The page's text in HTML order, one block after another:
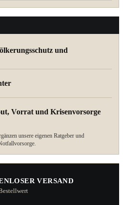
und
Vorrat und Krisenvorsorge
unsere eigenen Ratgeber und
VERSAND